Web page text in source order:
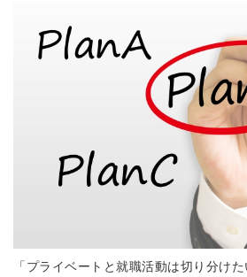
「プライベートと就職活動は切り分け